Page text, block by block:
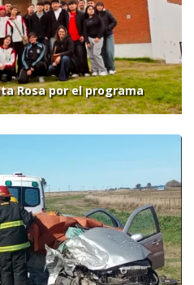
Rosa por el programa